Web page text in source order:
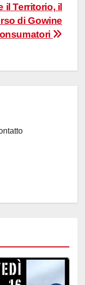
il Territorio, il
di Gowine